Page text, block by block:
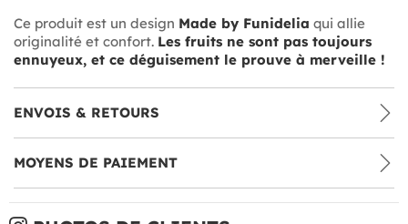
Ce produit est un design Made by Funidelia qui allie
originalité et confort. Les fruits ne sont pas toujours
ennuyeux, et ce déguisement le prouve à merveille !
ENVOIS & RETOURS
MOYENS DE PAIEMENT